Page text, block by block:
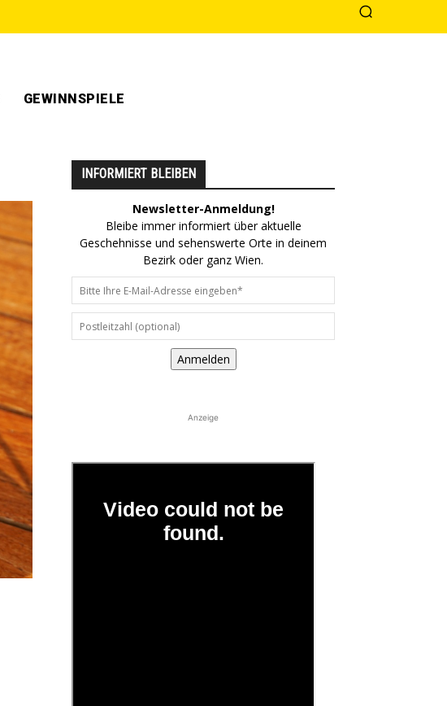
GEWINNSPIELE
INFORMIERT BLEIBEN
Newsletter-Anmeldung!
Bleibe immer informiert über aktuelle
Geschehnisse und sehenswerte Orte in deinem
Bezirk oder ganz Wien.
Anmelden
Anzeige